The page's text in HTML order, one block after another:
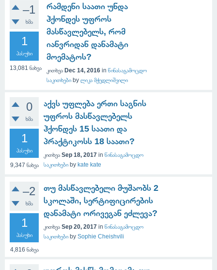
–1
ხმა
1
პასუხი
13,081 ნახვა
რამდენი საათი უნდა
ჰქონდეს უფროს
მასწავლებელს, რომ
იანვრიდან დანამატი
მოემატოს?
კითხვა Dec 14, 2016 in წინასაგამოცდო
საკითხები by ლიკა მჭედლიშვილი
0
ხმა
1
პასუხი
9,347 ნახვა
აქვს უფლება ერთი საგნის
უფროს მასწავლებელს
ჰქონდეს 15 საათი და
პრაქტიკოსს 18 საათი?
კითხვა Sep 18, 2017 in წინასაგამოცდო
საკითხები by kate kate
–2
ხმა
1
პასუხი
4,816 ნახვა
თუ მასწავლებელი მუშაობს 2
სკოლაში, სერტიფიცირების
დანამატი ორივეგან ეძლევა?
კითხვა Sep 20, 2017 in წინასაგამოცდო
საკითხები by Sophie Cheishvili